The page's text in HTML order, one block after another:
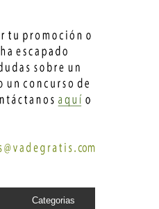
Categorias